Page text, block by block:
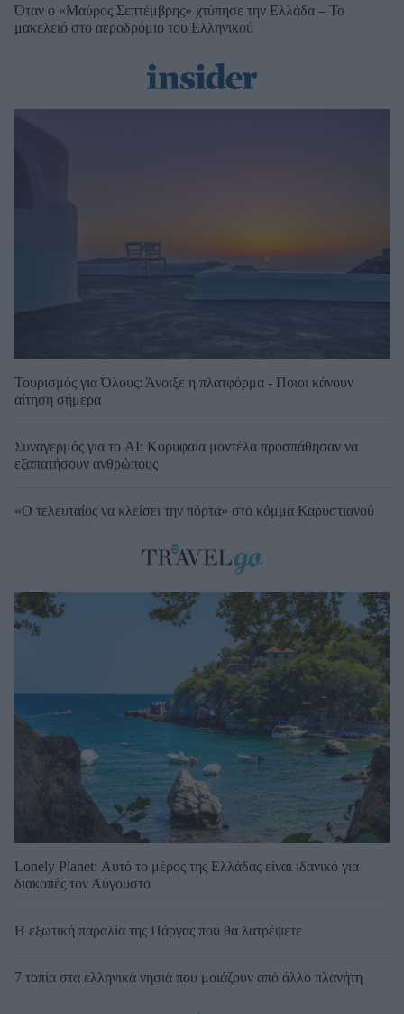
Όταν ο «Μαύρος Σεπτέμβρης» χτύπησε την Ελλάδα – Το
μακελειό στο αεροδρόμιο του Ελληνικού
Τουρισμός για Όλους: Άνοιξε η πλατφόρμα - Ποιοι κάνουν
αίτηση σήμερα
Συναγερμός για το AI: Κορυφαία μοντέλα προσπάθησαν να
εξαπατήσουν ανθρώπους
«Ο τελευταίος να κλείσει την πόρτα» στο κόμμα Καρυστιανού
Lonely Planet: Αυτό το μέρος της Ελλάδας είναι ιδανικό για
διακοπές τον Αύγουστο
Η εξωτική παραλία της Πάργας που θα λατρέψετε
7 τοπία στα ελληνικά νησιά που μοιάζουν από άλλο πλανήτη